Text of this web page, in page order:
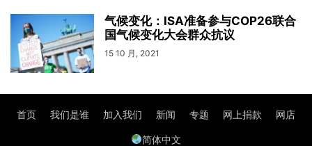
气候变化：ISA准备参与COP26联合
国气候变化大会群众抗议
15 10 月, 2021
首页 我们是谁 加入我们 新闻 专题 网上捐款 网店
简体中文